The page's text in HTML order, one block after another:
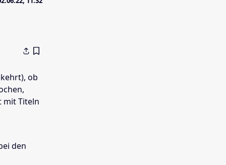
ob
mit Titeln
den